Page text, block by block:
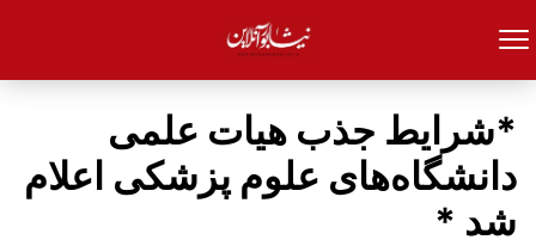
*شرایط جذب هیات علمی
دانشگاه‌های علوم پزشکی اعلام
شد *